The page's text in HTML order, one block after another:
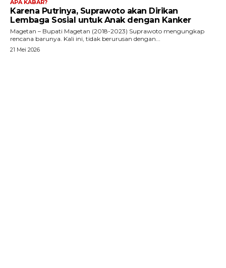
APA KABAR?
Karena Putrinya, Suprawoto akan Dirikan
Lembaga Sosial untuk Anak dengan Kanker
Magetan – Bupati Magetan (2018-2023) Suprawoto mengungkap
rencana barunya. Kali ini, tidak berurusan dengan...
21 Mei 2026